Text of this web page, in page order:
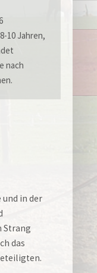
10 Jahren,
nach
in der
Strang
das